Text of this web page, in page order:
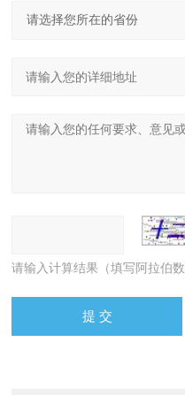
请输入计算结果（填写阿拉伯